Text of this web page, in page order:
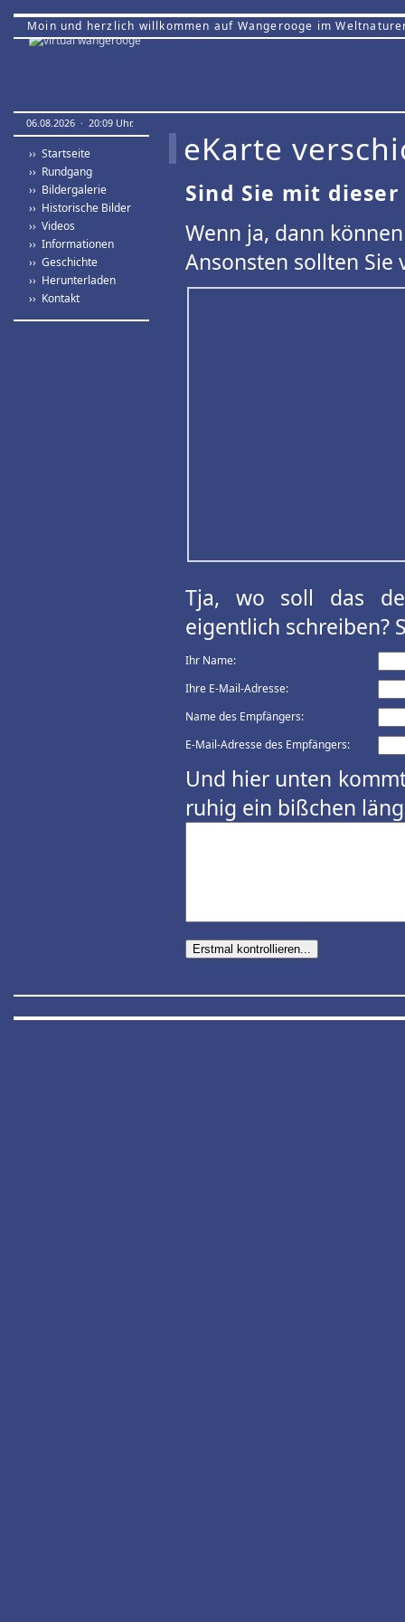
Moin und herzlich willkommen auf Wangerooge im
06.08.2026 · 20:09 Uhr.
›› Startseite
›› Rundgang
›› Bildergalerie
›› Historische Bilder
›› Videos
›› Informationen
›› Geschichte
›› Herunterladen
›› Kontakt
eKarte
Sind Sie mit
Wenn ja, dann
Ansonsten sollten
Tja, wo soll das
eigentlich schreiben?
Ihr Name:
Ihre E-Mail-Adresse:
Name des Empfängers:
E-Mail-Adresse des Empfängers:
Und hier unten
ruhig ein bißchen